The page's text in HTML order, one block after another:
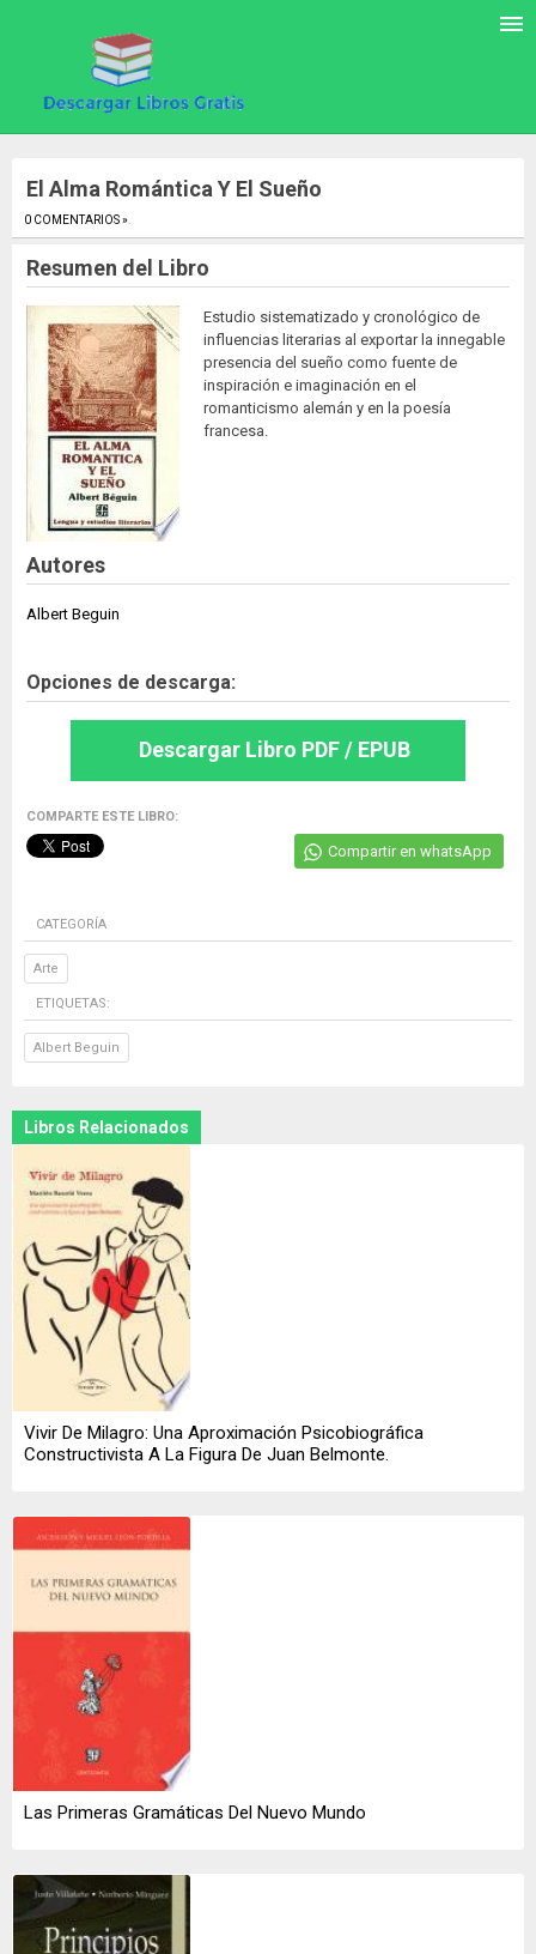
El Alma Romántica Y El Sueño
0 COMENTARIOS ».
Resumen del Libro
Estudio sistematizado y cronológico de
influencias literarias al exportar la innegable
presencia del sueño como fuente de
inspiración e imaginación en el
romanticismo alemán y en la poesía
francesa.
Autores
Albert Beguin
Opciones de descarga:
Descargar Libro PDF / EPUB
COMPARTE ESTE LIBRO:
Compartir en whatsApp
CATEGORÍA
Arte
ETIQUETAS:
Albert Beguin
Libros Relacionados
Vivir De Milagro: Una Aproximación Psicobiográfica
Constructivista A La Figura De Juan Belmonte.
Las Primeras Gramáticas Del Nuevo Mundo